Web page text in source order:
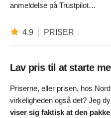
anmeldelse på Trustpilot…
4.9 PRISER
Lav pris til at starte
Priserne, eller prisen, hos
virkeligheden også det? Jeg
viser sig faktisk at den